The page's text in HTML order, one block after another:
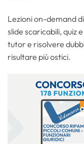
Lezioni on-demand
slide scaricabili, quiz
tutor e risolvere
risultare più ostici.